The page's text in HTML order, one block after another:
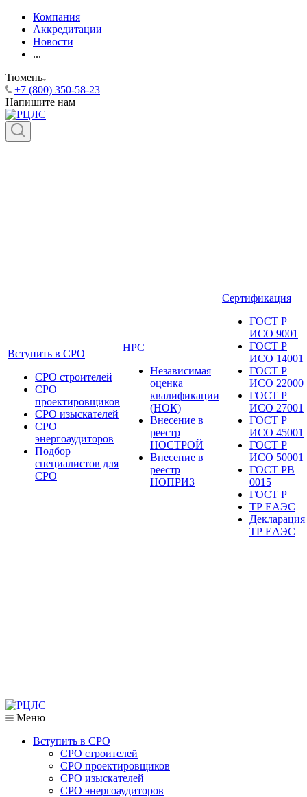
Компания
Аккредитации
Новости
...
Тюмень
+7 (800) 350-58-23
Напишите нам
Вступить в СРО
СРО строителей
СРО
проектировщиков
СРО изыскателей
СРО
энергоаудиторов
Подбор
специалистов для
СРО
НРС
Независимая
оценка
квалификации
(НОК)
Внесение в
реестр
НОСТРОЙ
Внесение в
реестр
НОПРИЗ
Сертификация
ГОСТ Р
ИСО 9001
ГОСТ Р
ИСО 14001
ГОСТ Р
ИСО 22000
ГОСТ Р
ИСО 27001
ГОСТ Р
ИСО 45001
ГОСТ Р
ИСО 50001
ГОСТ РВ
0015
ГОСТ Р
ТР ЕАЭС
Декларация
ТР ЕАЭС
Меню
Вступить в СРО
СРО строителей
СРО проектировщиков
СРО изыскателей
СРО энергоаудиторов